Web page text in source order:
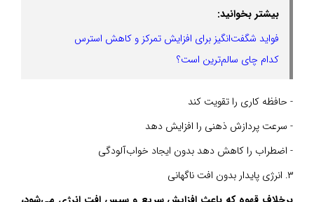
بیشتر بخوانید:
فواید شگفت‌انگیز برای افزایش تمرکز و کاهش استرس
کدام چای سالم‌ترین است؟
- حافظه کاری را تقویت کند
- سرعت پردازش ذهنی را افزایش دهد
- اضطراب را کاهش دهد بدون ایجاد خواب‌آلودگی
۳. انرژی پایدار بدون افت ناگهانی